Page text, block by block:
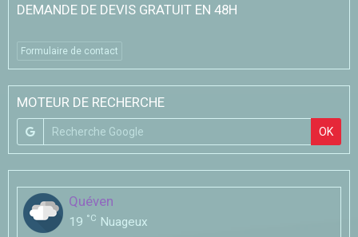
DEMANDE DE DEVIS GRATUIT EN 48H
Formulaire de contact
MOTEUR DE RECHERCHE
OK
Quéven
19 °C Nuageux